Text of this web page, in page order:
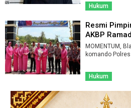
Hukum
Resmi
MOMENTUM,
komando Polres
Hukum